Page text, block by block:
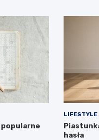
popularne
LIFESTYLE
hasła